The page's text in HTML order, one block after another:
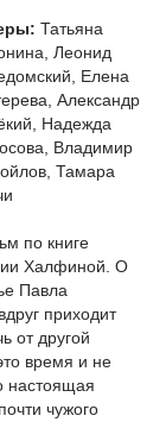
Татьяна
Леонид
Елена
Александр
Надежда
Владимир
Тамара
по книге
Халфиной. О
Павла
приходит
от другой
время и не
настоящая
чужого